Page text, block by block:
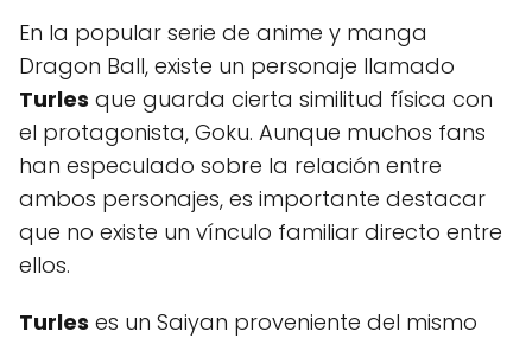
En la popular serie de anime y manga
Dragon Ball, existe un personaje llamado
Turles que guarda cierta similitud física con
el protagonista, Goku. Aunque muchos fans
han especulado sobre la relación entre
ambos personajes, es importante destacar
que no existe un vínculo familiar directo entre
ellos.
Turles es un Saiyan proveniente del mismo